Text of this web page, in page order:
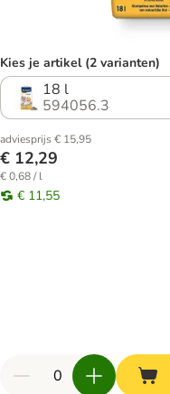
Kies je artikel (2 varianten)
18 l
594056.3
adviesprijs € 15,95
€ 12,29
€ 0,68 / l
€ 11,55